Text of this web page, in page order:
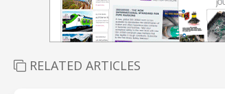
RELATED ARTICLES